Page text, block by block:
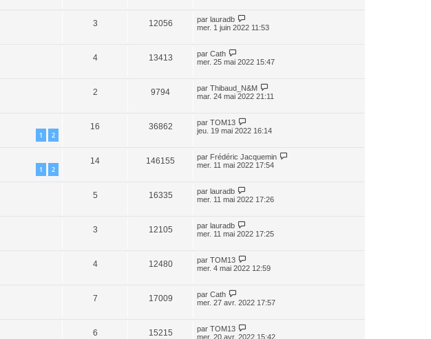
3 12056 par lauradb
mer. 1 juin 2022 11:53
4 13413 par Cath
mer. 25 mai 2022 15:47
2 9794 par Thibaud_N&M
mar. 24 mai 2022 21:11
1 2
16 36862 par TOM13
jeu. 19 mai 2022 16:14
1 2
14 146155 par Frédéric Jacquemin
mer. 11 mai 2022 17:54
5 16335 par lauradb
mer. 11 mai 2022 17:26
3 12105 par lauradb
mer. 11 mai 2022 17:25
4 12480 par TOM13
mer. 4 mai 2022 12:59
7 17009 par Cath
mer. 27 avr. 2022 17:57
6 15215 par TOM13
mer. 20 avr. 2022 15:42